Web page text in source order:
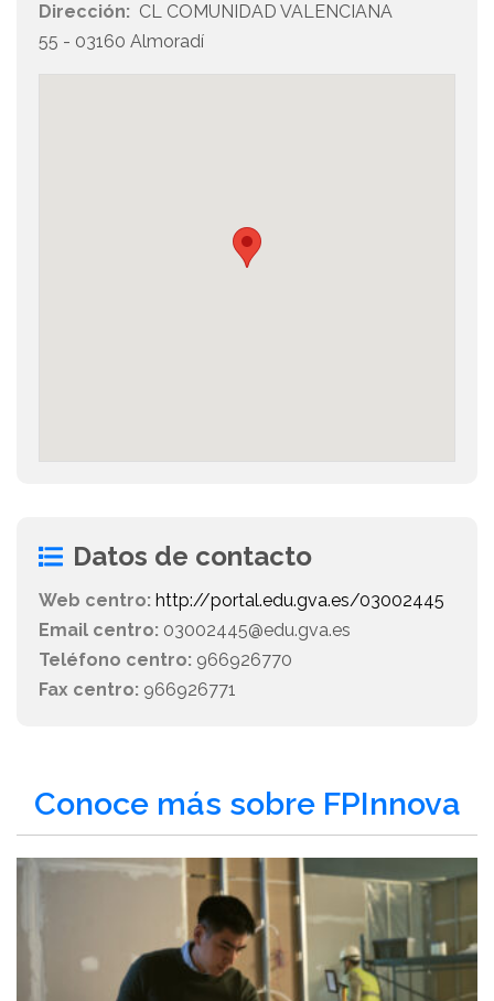
Dirección: CL COMUNIDAD VALENCIANA
55 - 03160 Almoradí
Datos de contacto
Web centro: http://portal.edu.gva.es/03002445
Email centro: 03002445@edu.gva.es
Teléfono centro: 966926770
Fax centro: 966926771
Conoce más sobre FPInnova